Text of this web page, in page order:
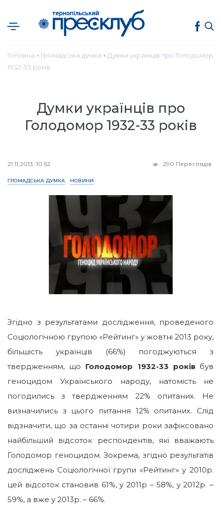
Головна ● Громадська думка ● Думки українців про Голодомор
1932-33 років
Думки українців про
Голодомор 1932-33 років
21.11.2013, 10:52 290 Переглядів
ГРОМАДСЬКА ДУМКА НОВИНИ
Згідно з результатами дослідження, проведеного
Соціологічною групою «Рейтинг» у жовтні 2013 року,
більшість українців (66%) погоджуються з
твердженням, що Голодомор 1932-33 роківбув
геноцидом Українського народу, натомість не
погодились з твердженням 22% опитаних. Не
визначились з цього питання 12% опитаних. Слід
відзначити, що за останні чотири роки зафіксовано
найбільший відсоток респондентів, які вважають
Голодомор геноцидом. Зокрема, згідно результатів
досліджень Соціологічної групи «Рейтинг» у 2010р.
цей відсоток становив 61%, у 2011р – 58%, у 2012р. –
59%, а вже у 2013р. – 66%.